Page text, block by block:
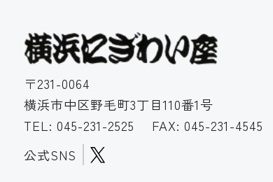
〒231-0064
横浜市中区野毛町3丁目110番1号
TEL: 045-231-2525
FAX: 045-231-4545
公式SNS